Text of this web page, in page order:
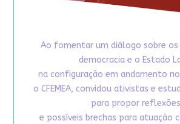
Ao fomentar um diálogo sobre os
democracia e o Estado
na configuração em andamento
o CFEMEA, convidou ativistas e
para propor reflexões
e possíveis brechas para atuação